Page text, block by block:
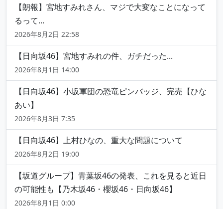
【朗報】宮地すみれさん、マジで大変なことになって
るって...
2026年8月2日 22:58
【日向坂46】宮地すみれの件、ガチだった...
2026年8月1日 14:00
【日向坂46】小坂軍団の恐竜ピンバッジ、完売【ひな
あい】
2026年8月3日 7:35
【日向坂46】上村ひなの、重大な問題について
2026年8月2日 19:00
【坂道グループ】青葉坂46の発表、これを見ると近日
の可能性も【乃木坂46・櫻坂46・日向坂46】
2026年8月1日 0:00